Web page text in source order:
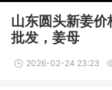
山东圆头新姜
批发，姜母
2026-02-24 23:23